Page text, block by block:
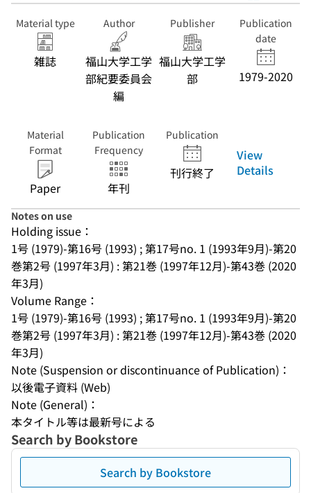
Material type
雑誌
Author
福山大学工学
部紀要委員会
編
Publisher
福山大学工学
部
Publication
date
1979-2020
Material
Format
Paper
Publication
Frequency
年刊
Publication
刊行終了
View
Details
Notes on use
Holding issue：
1号 (1979)-第16号 (1993) ; 第17号no. 1 (1993年9月)-第20
巻第2号 (1997年3月) : 第21巻 (1997年12月)-第43巻 (2020
年3月)
Volume Range：
1号 (1979)-第16号 (1993) ; 第17号no. 1 (1993年9月)-第20
巻第2号 (1997年3月) : 第21巻 (1997年12月)-第43巻 (2020
年3月)
Note (Suspension or discontinuance of Publication)：
以後電子資料 (Web)
Note (General)：
本タイトル等は最新号による
Search by Bookstore
Search by Bookstore